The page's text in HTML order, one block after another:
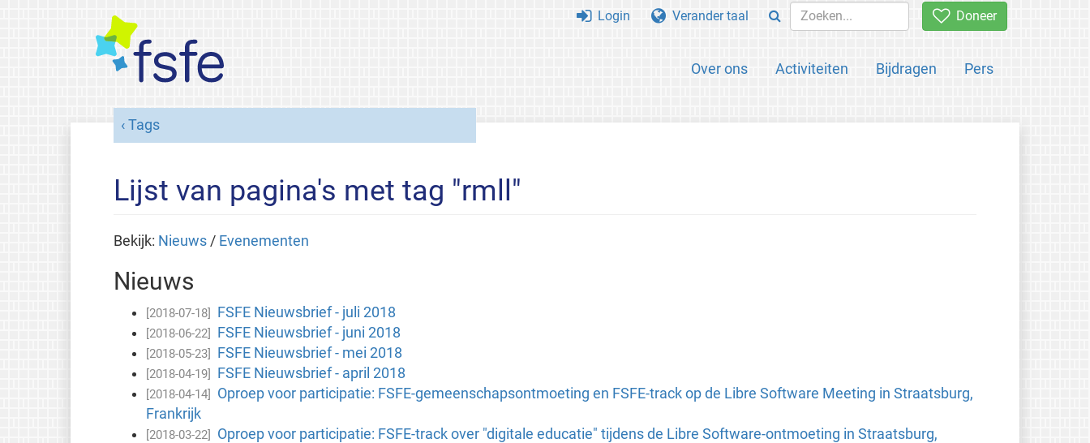
Doneer
Over ons Activiteiten Bijdragen Pers
Login Verander taal
Tags
Lijst van pagina's met tag "rmll"
Bekijk: Nieuws/ Evenementen
Nieuws
[2018-07-18] FSFE Nieuwsbrief - juli 2018
[2018-06-22] FSFE Nieuwsbrief - juni 2018
[2018-05-23] FSFE Nieuwsbrief - mei 2018
[2018-04-19] FSFE Nieuwsbrief - april 2018
[2018-04-14]
Oproep voor participatie: FSFE-gemeenschapsontmoeting en FSFE-track op de Libre Software Meeting in Straatsburg,
Frankrijk
[2018-03-22]
Oproep voor participatie: FSFE-track over "digitale educatie" tijdens de Libre Software-ontmoeting in Straatsburg,